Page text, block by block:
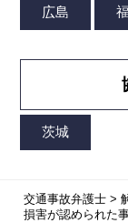
交通事故弁護士>
損害が認められた